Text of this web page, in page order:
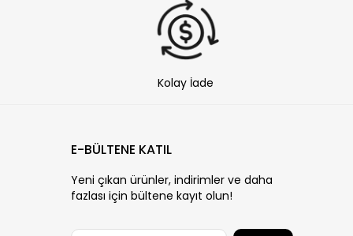
Kolay İade
E-BÜLTENE KATIL
Yeni çıkan ürünler, indirimler ve daha
fazlası için bültene kayıt olun!